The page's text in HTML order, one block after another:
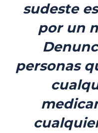
sudeste
por un
personas